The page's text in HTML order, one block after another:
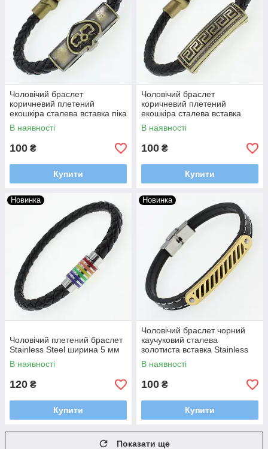
Чоловічий браслет
коричневий плетений
екошкіра сталева вставка піка
Stainless Steel довжина 22 см
ширина 13 мм
В наявності
100 ₴
Купити
Чоловічий браслет
коричневий плетений
екошкіра сталева вставка
лабіринт Stainless Steel
довжина 22 см ширина 13 м
В наявності
100 ₴
Купити
Новинка
Чоловічий плетений браслет
Stainless Steel ширина 5 мм
В наявності
120 ₴
Купити
Новинка
Чоловічий браслет чорний
каучуковий сталева
золотиста вставка Stainless
Steel довжина 22 см ширина
12 мм
В наявності
100 ₴
Купити
Показати ще